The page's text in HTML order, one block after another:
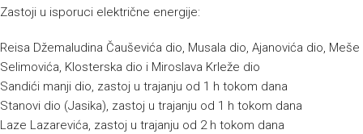
Zastoji u isporuci električne energije:
Reisa Džemaludina Čauševića dio, Musala dio, Ajanovića dio, Meše
Selimovića, Klosterska dio i Miroslava Krleže dio
Sandići manji dio, zastoj u trajanju od 1 h tokom dana
Stanovi dio (Jasika), zastoj u trajanju od 1 h tokom dana
Laze Lazarevića, zastoj u trajanju od 2 h tokom dana